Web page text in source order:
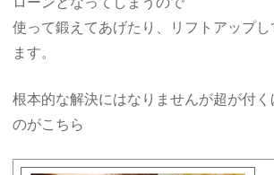
使って鍛えてあげたり、リフトアップ
ます。
根本的な解決にはなりませんが超が付
のがこちら